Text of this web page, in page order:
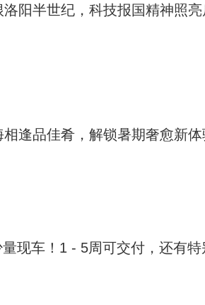
阳半世纪，科技报国精神照亮
逢品佳肴，解锁暑期奢愈新体
现车！1 - 5周可交付，还有特